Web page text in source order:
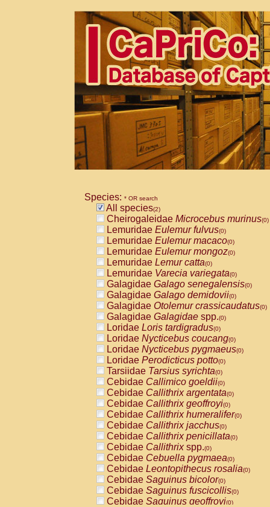
Species: * OR search
All species(2)
Cheirogaleidae Microcebus murinus(0)
Lemuridae Eulemur fulvus(0)
Lemuridae Eulemur macaco(0)
Lemuridae Eulemur mongoz(0)
Lemuridae Lemur catta(0)
Lemuridae Varecia variegata(0)
Galagidae Galago senegalensis(0)
Galagidae Galago demidovii(0)
Galagidae Otolemur crassicaudatus(0)
Galagidae Galagidae spp.(0)
Loridae Loris tardigradus(0)
Loridae Nycticebus coucang(0)
Loridae Nycticebus pygmaeus(0)
Loridae Perodicticus potto(0)
Tarsiidae Tarsius syrichta(0)
Cebidae Callimico goeldii(0)
Cebidae Callithrix argentata(0)
Cebidae Callithrix geoffroyi(0)
Cebidae Callithrix humeralifer(0)
Cebidae Callithrix jacchus(0)
Cebidae Callithrix penicillata(0)
Cebidae Callithrixspp.(0)
Cebidae Cebuella pygmaea(0)
Cebidae Leontopithecus rosalia(0)
Cebidae Saguinus bicolor(0)
Cebidae Saguinus fuscicollis(0)
Cebidae Saguinus geoffroyi(0)